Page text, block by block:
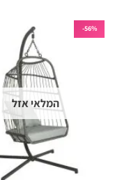
יש
מספר
סוגים.
ניתן
לבחור
את
האפשרויות
בעמוד
המוצר
56%-
המלאי אזל